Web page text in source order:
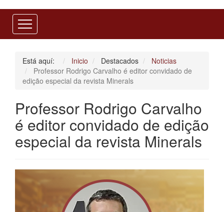
Está aquí: Inicio Destacados
Noticias
Professor Rodrigo Carvalho é editor convidado de
edição especial da revista Minerals
Professor Rodrigo Carvalho
é editor convidado de edição
especial da revista Minerals